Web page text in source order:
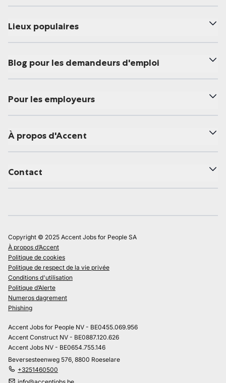
Lieux populaires
Blog pour les demandeurs d'emploi
Pour les employeurs
À propos d'Accent
Contact
Copyright © 2025 Accent Jobs for People SA
À propos d’Accent
Politique de cookies
Politique de respect de la vie privée
Conditions d'utilisation
Politique d’Alerte
Numeros dagrement
Phishing
Accent Jobs for People NV - BE0455.069.956
Accent Construct NV - BE0887.120.626
Accent Jobs NV - BE0654.755.146
Beversesteenweg 576, 8800 Roeselare
+3251460500